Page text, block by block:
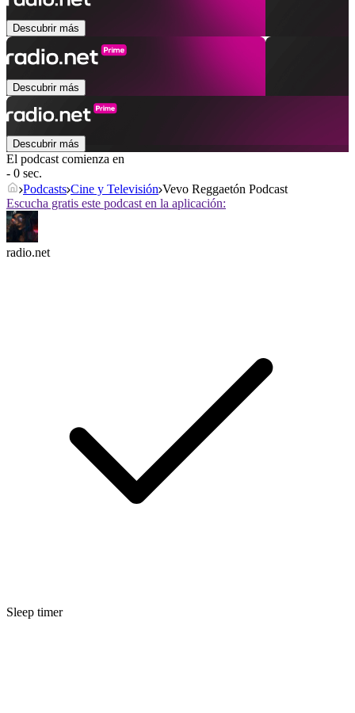
Descubrir más
Descubrir más
Descubrir más
El podcast comienza en
- 0 sec.
Podcasts Cine y Televisión Vevo Reggaetón Podcast
Escucha gratis este podcast en la aplicación:
radio.net
Sleep timer